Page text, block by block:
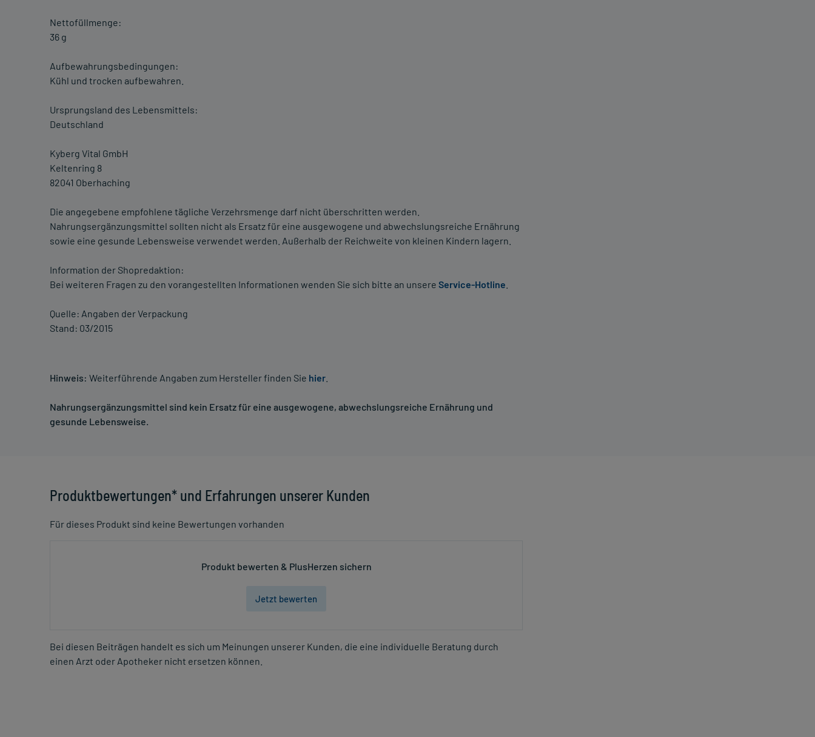
Nettofüllmenge:
36 g
Aufbewahrungsbedingungen:
Kühl und trocken aufbewahren.
Ursprungsland des Lebensmittels:
Deutschland
Kyberg Vital GmbH
Keltenring 8
82041 Oberhaching
Die angegebene empfohlene tägliche Verzehrsmenge darf nicht überschritten werden.
Nahrungsergänzungsmittel sollten nicht als Ersatz für eine ausgewogene und abwechslungsreiche Ernährung
sowie eine gesunde Lebensweise verwendet werden. Außerhalb der Reichweite von kleinen Kindern lagern.
Information der Shopredaktion:
Bei weiteren Fragen zu den vorangestellten Informationen wenden Sie sich bitte an unsere Service-Hotline
Quelle: Angaben der Verpackung
Stand: 03/2015
Hinweis: Weiterführende Angaben zum Hersteller finden Sie hier
Nahrungsergänzungsmittel sind kein Ersatz für eine ausgewogene, abwechslungsreiche Ernährung und
gesunde Lebensweise.
Produktbewertungen* und Erfahrungen unserer Kunden
Für dieses Produkt sind keine Bewertungen vorhanden
Produkt bewerten & PlusHerzen sichern
Jetzt bewerten
Bei diesen Beiträgen handelt es sich um Meinungen unserer Kunden, die eine individuelle Beratung durch
einen Arzt oder Apotheker nicht ersetzen können.